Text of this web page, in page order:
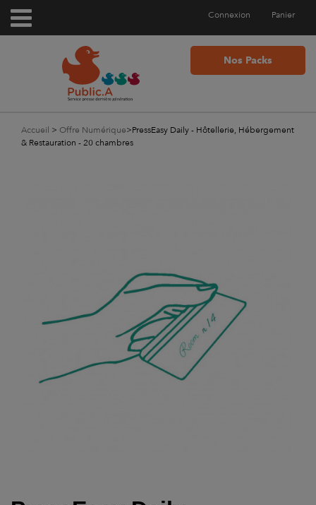
Panier
Connexion
Nos Packs
Accueil > Offre Numérique>PressEasy Daily - Hôtellerie, Hébergement
& Restauration - 20 chambres